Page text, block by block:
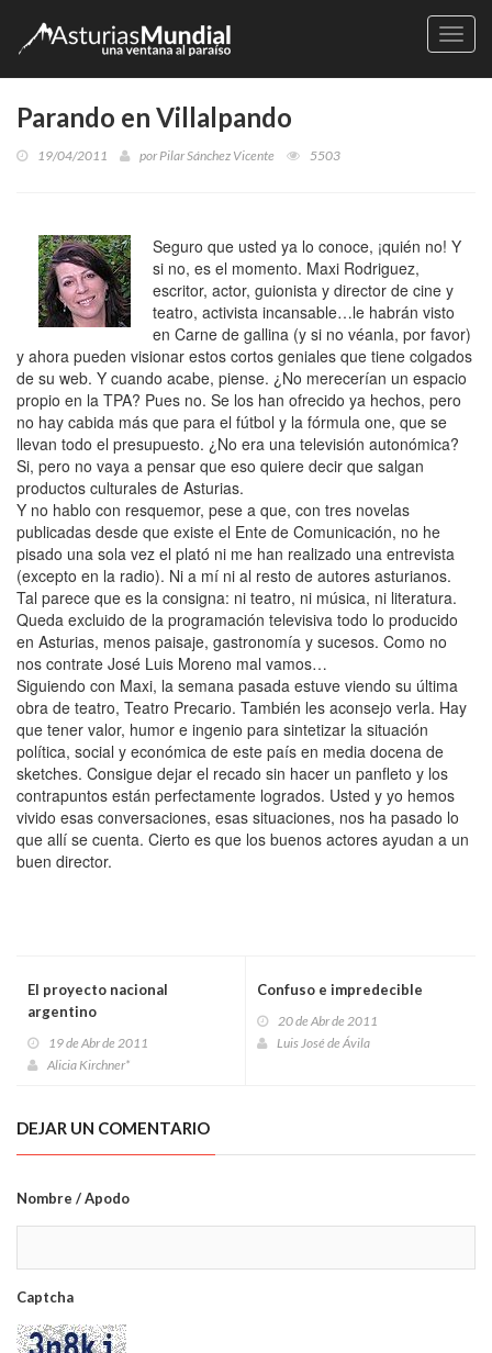
Parando en Villalpando
19/04/2011 porPilar Sánchez Vicente 5503
Seguro que usted ya lo conoce, ¡quién no! Y
si no, es el momento. Maxi Rodriguez,
escritor, actor, guionista y director de cine y
teatro, activista incansable…le habrán visto
en Carne de gallina (y si no véanla, por favor)
y ahora pueden visionar estos cortos geniales que tiene colgados
de su web. Y cuando acabe, piense. ¿No merecerían un espacio
propio en la TPA? Pues no. Se los han ofrecido ya hechos, pero
no hay cabida más que para el fútbol y la fórmula one, que se
llevan todo el presupuesto. ¿No era una televisión autonómica?
Si, pero no vaya a pensar que eso quiere decir que salgan
productos culturales de Asturias.
Y no hablo con resquemor, pese a que, con tres novelas
publicadas desde que existe el Ente de Comunicación, no he
pisado una sola vez el plató ni me han realizado una entrevista
(excepto en la radio). Ni a mí ni al resto de autores asturianos.
Tal parece que es la consigna: ni teatro, ni música, ni literatura.
Queda excluido de la programación televisiva todo lo producido
en Asturias, menos paisaje, gastronomía y sucesos. Como no
nos contrate José Luis Moreno mal vamos…
Siguiendo con Maxi, la semana pasada estuve viendo su última
obra de teatro, Teatro Precario. También les aconsejo verla. Hay
que tener valor, humor e ingenio para sintetizar la situación
política, social y económica de este país en media docena de
sketches. Consigue dejar el recado sin hacer un panfleto y los
contrapuntos están perfectamente logrados. Usted y yo hemos
vivido esas conversaciones, esas situaciones, nos ha pasado lo
que allí se cuenta. Cierto es que los buenos actores ayudan a un
buen director.
El proyecto nacional
argentino
19 de Abr de 2011
Alicia Kirchner*
Confuso e impredecible
20 de Abr de 2011
Luis José de Ávila
DEJAR UN COMENTARIO
Nombre / Apodo
Captcha